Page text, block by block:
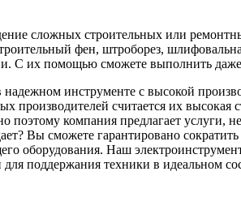
сложных строительных или
фен, штроборез,
С их помощью сможете выполнить
надежном инструменте с высокой
производителей считается их высокая
поэтому компания предлагает услуги,
Вы сможете гарантировано
оборудования. Наш
поддержания техники в идеальном